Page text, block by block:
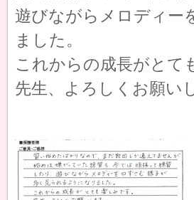
遊びながらメロディー
ました。
これからの成長がとて
先生、よろしくお願い